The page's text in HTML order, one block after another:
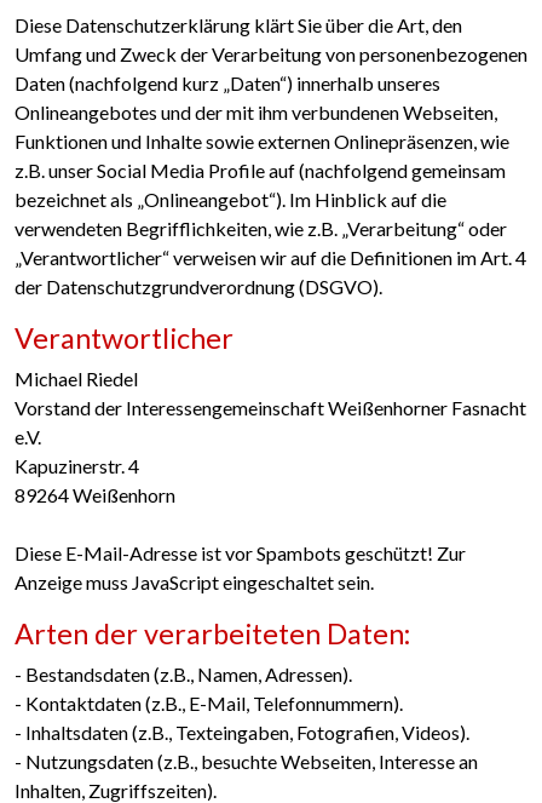
Diese Datenschutzerklärung klärt Sie über die Art, den
Umfang und Zweck der Verarbeitung von personenbezogenen
Daten (nachfolgend kurz „Daten“) innerhalb unseres
Onlineangebotes und der mit ihm verbundenen Webseiten,
Funktionen und Inhalte sowie externen Onlinepräsenzen, wie
z.B. unser Social Media Profile auf (nachfolgend gemeinsam
bezeichnet als „Onlineangebot“). Im Hinblick auf die
verwendeten Begrifflichkeiten, wie z.B. „Verarbeitung“ oder
„Verantwortlicher“ verweisen wir auf die Definitionen im Art. 4
der Datenschutzgrundverordnung (DSGVO).
Verantwortlicher
Michael Riedel
Vorstand der Interessengemeinschaft Weißenhorner Fasnacht
e.V.
Kapuzinerstr. 4
89264 Weißenhorn
Diese E-Mail-Adresse ist vor Spambots geschützt! Zur
Anzeige muss JavaScript eingeschaltet sein.
Arten der verarbeiteten Daten:
- Bestandsdaten (z.B., Namen, Adressen).
- Kontaktdaten (z.B., E-Mail, Telefonnummern).
- Inhaltsdaten (z.B., Texteingaben, Fotografien, Videos).
- Nutzungsdaten (z.B., besuchte Webseiten, Interesse an
Inhalten, Zugriffszeiten).